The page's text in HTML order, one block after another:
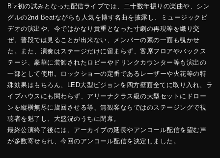
B’z初の試みとなった配信ライブでは、二十数年振りの楽曲や、シン
グルの2nd Beatながらも人気を博す名曲を披露し、ミュージックビ
デオの演出や、今ではかなり貴重となった寸劇の再現等を織り交
ぜ、普段では見ることが出来ない、メンバーの素の一面も覗かせ
た。また、演奏はステージだけに留まらず、客席フロアやバックス
テージ、豪華に装飾されたロビーやドリンクカウンター等も演出の
一部として使用。ロックショーの定番であるレーザーや火花等の特
殊効果はもちろん、LED大型ビジョンを四方壁面全てに取り入れ、ラ
イブハウスにも関わらず、アリーナクラス級の大型セットにドロー
ンを縦横無尽に旋回させる等、無観客ならではのステージングで視
聴者を魅了し、大盛況のうちに閉幕。
最終公演終了後には、アーカイブの延長やアンコール配信を望む声
が多数寄せられ、今回のアンコール配信を決定しました。